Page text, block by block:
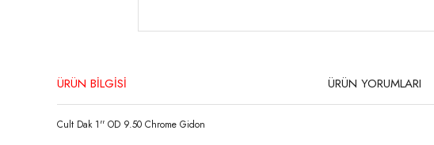
ÜRÜN BİLGİSİ ÜRÜN YORUMLARI
Cult Dak 1'' OD 9.50 Chrome Gidon